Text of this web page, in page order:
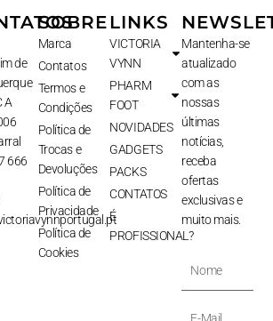
de
A
666
SOBRE
Marca
Contatos
Termos e
Condições
Política de
Trocas e
Devoluções
Política de
Privacidade
Política de
Cookies
LINKS
VICTORIA
VYNN
PHARM
FOOT
NOVIDADES
GADGETS
PACKS
CONTATOS
É
PROFISSIONAL?
Mantenha-se
atualizado
com as
nossas
últimas
notícias,
receba
ofertas
exclusivas e
muito mais.
Nome
E-